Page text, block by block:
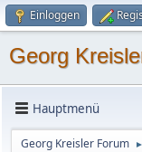
Einloggen
Georg
Hauptmenü
Georg Kreisler Forum ►